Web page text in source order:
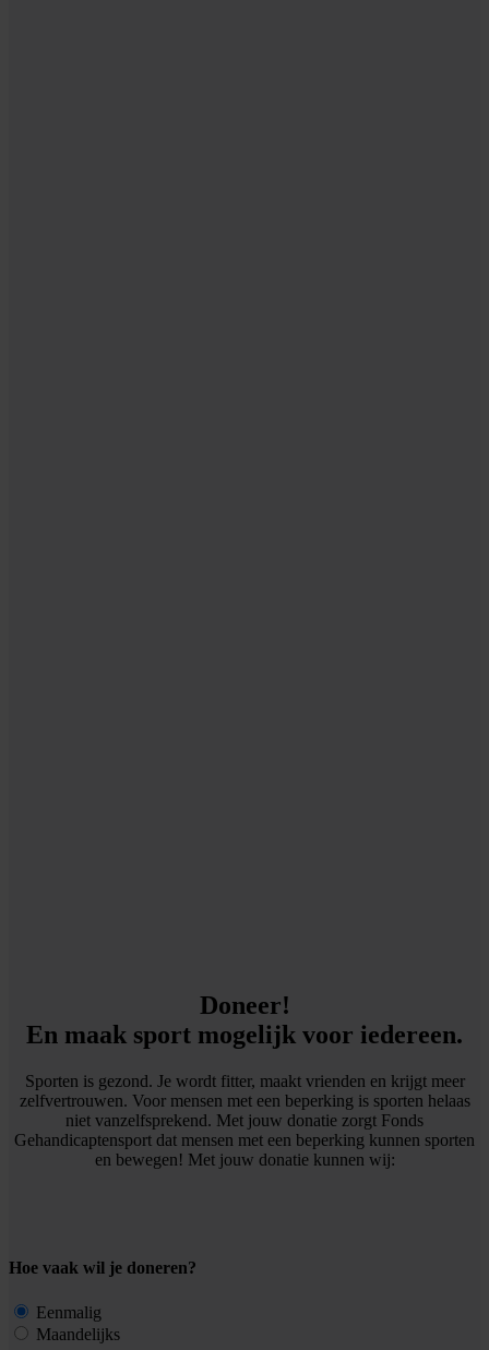
Doneer!
En maak sport mogelijk voor iedereen.
Sporten is gezond. Je wordt fitter, maakt vrienden en krijgt meer
zelfvertrouwen. Voor mensen met een beperking is sporten helaas
niet vanzelfsprekend. Met jouw donatie zorgt Fonds
Gehandicaptensport dat mensen met een beperking kunnen sporten
en bewegen! Met jouw donatie kunnen wij:
Hoe vaak wil je doneren?
Eenmalig
Maandelijks